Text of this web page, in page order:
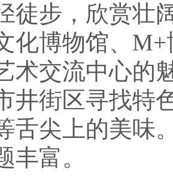
徒步，欣赏壮
化博物馆、
术交流中心的
井街区寻找特
舌尖上的美味
丰富。